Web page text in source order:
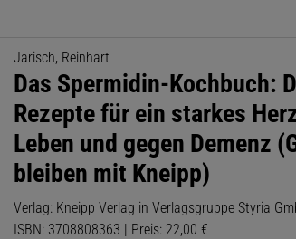
Jarisch, Reinhart
Das Spermidin-Kochbuch:
Rezepte für ein starkes
Leben und gegen Demenz
bleiben mit Kneipp)
Verlag: Kneipp Verlag in Verlagsgruppe Styria
ISBN: 3708808363 | Preis: 22,00 €